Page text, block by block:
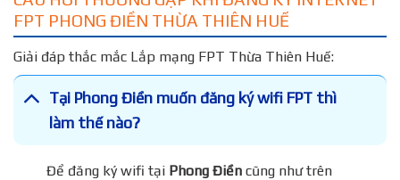
FPT PHONG ĐIỀN THỪA THIÊN HUẾ
Giải đáp thắc mắc Lắp mạng FPT Thừa Thiên Huế:
Tại Phong Điền muốn đăng ký wifi FPT thì
làm thế nào?
Để đăng ký wifi tạiPhong Điềncũng như trên